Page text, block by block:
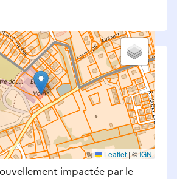
Leaflet |©IGN
surfaces aménagées par le projet
en compte : bâti, voirie,
et bassins — impacts
(travaux).
impactée par le